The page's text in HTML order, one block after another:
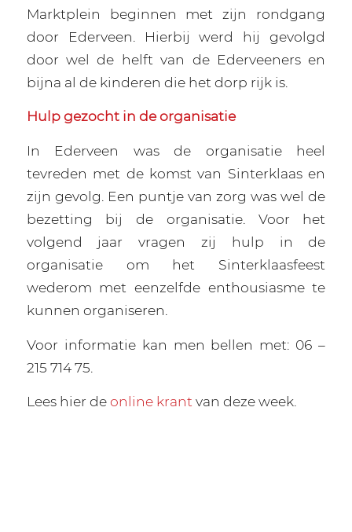
Marktplein beginnen met zijn rondgang
door Ederveen. Hierbij werd hij gevolgd
door wel de helft van de Ederveeners en
bijna al de kinderen die het dorp rijk is.
Hulp gezocht in de organisatie
In Ederveen was de organisatie heel
tevreden met de komst van Sinterklaas en
zijn gevolg. Een puntje van zorg was wel de
bezetting bij de organisatie. Voor het
volgend jaar vragen zij hulp in de
organisatie om het Sinterklaasfeest
wederom met eenzelfde enthousiasme te
kunnen organiseren.
Voor informatie kan men bellen met: 06 –
215 714 75.
Lees hier deonline krant van deze week.